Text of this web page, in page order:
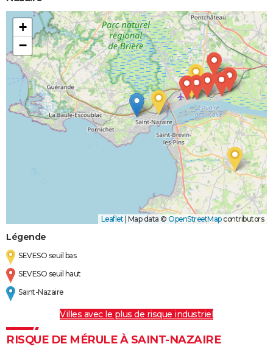
+
−
Leaflet Map data © OpenStreetMapcontributors
Légende
SEVESO seuil bas
SEVESO seuil haut
Saint-Nazaire
Villes avec le plus de risque industriel
RISQUE DE MÉRULE À SAINT-NAZAIRE